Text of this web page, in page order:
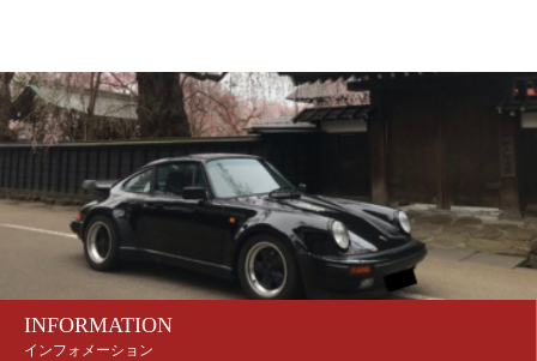
INFORMATION
インフォメーション